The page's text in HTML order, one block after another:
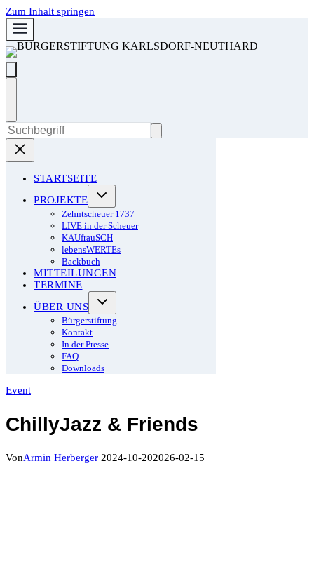
Zum Inhalt springen
STARTSEITE
PROJEKTE
Zehntscheuer 1737
LIVE in der Scheuer
KAUfrauSCH
lebensWERTEs
Backbuch
MITTEILUNGEN
TERMINE
ÜBER UNS
Bürgerstiftung
Kontakt
In der Presse
FAQ
Downloads
Event
ChillyJazz & Friends
VonArmin Herberger 2024-10-202026-02-15